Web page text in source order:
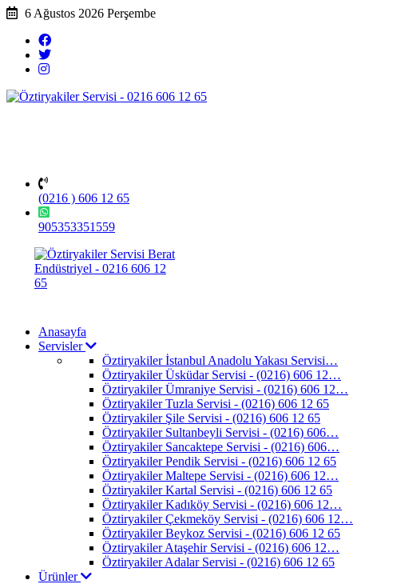
6 Ağustos 2026 Perşembe
(0216 ) 606 12 65
905353351559
Anasayfa
Servisler
Öztiryakiler İstanbul Anadolu Yakası Servisi…
Öztiryakiler Üsküdar Servisi - (0216) 606 12…
Öztiryakiler Ümraniye Servisi - (0216) 606 12…
Öztiryakiler Tuzla Servisi - (0216) 606 12 65
Öztiryakiler Şile Servisi - (0216) 606 12 65
Öztiryakiler Sultanbeyli Servisi - (0216) 606…
Öztiryakiler Sancaktepe Servisi - (0216) 606…
Öztiryakiler Pendik Servisi - (0216) 606 12 65
Öztiryakiler Maltepe Servisi - (0216) 606 12…
Öztiryakiler Kartal Servisi - (0216) 606 12 65
Öztiryakiler Kadıköy Servisi - (0216) 606 12…
Öztiryakiler Çekmeköy Servisi - (0216) 606 12…
Öztiryakiler Beykoz Servisi - (0216) 606 12 65
Öztiryakiler Ataşehir Servisi - (0216) 606 12…
Öztiryakiler Adalar Servisi - (0216) 606 12 65
Ürünler